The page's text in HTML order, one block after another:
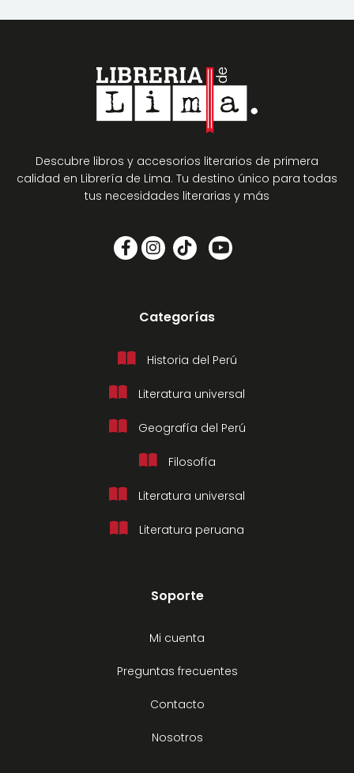
Descubre libros y accesorios literarios de primera
calidad en Librería de Lima. Tu destino único para todas
tus necesidades literarias y más
Categorías
Historia del Perú
Literatura universal
Geografía del Perú
Filosofía
Literatura universal
Literatura peruana
Soporte
Mi cuenta
Preguntas frecuentes
Contacto
Nosotros